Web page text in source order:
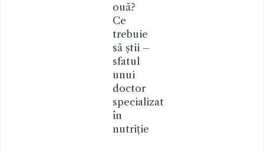
ouă?
Ce
trebuie
să știi –
sfatul
unui
doctor
specializat
în
nutriție